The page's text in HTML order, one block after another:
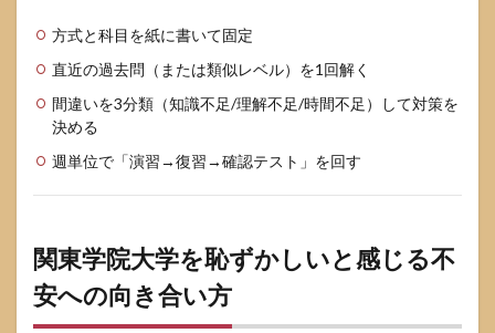
方式と科目を紙に書いて固定
直近の過去問（または類似レベル）を1回解く
間違いを3分類（知識不足/理解不足/時間不足）して対策を
決める
週単位で「演習→復習→確認テスト」を回す
関東学院大学を恥ずかしいと感じる不
安への向き合い方